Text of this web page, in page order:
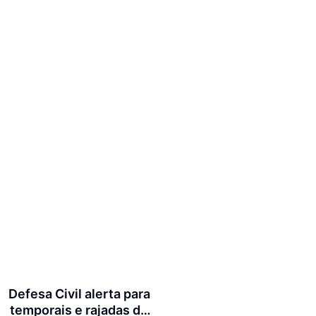
Defesa Civil alerta para
temporais e rajadas de